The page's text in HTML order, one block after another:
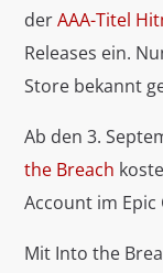
derAAA-Titel
Releases ein.
Store bekannt
Ab den 3.
the Breach
Account im
Mit Into the